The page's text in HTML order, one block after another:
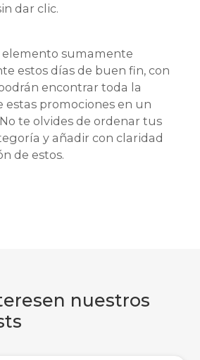
dar clic.
elemento sumamente
estos días de buen fin, con
encontrar toda la
estas promociones en un
te olvides de ordenar tus
y añadir con claridad
de estos.
nuestros